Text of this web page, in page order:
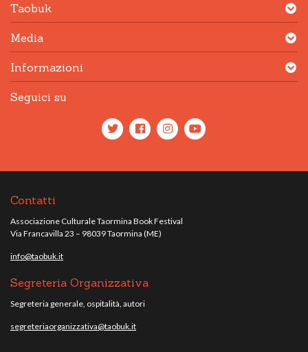
Taobuk
Media
Informazioni
Seguici su
Contatti
Associazione Culturale Taormina Book Festival
Via Francavilla 23 – 98039 Taormina (ME)
info@taobuk.it
Segreteria Organizzativa
Segreteria generale, ospitalità, autori
segreteriaorganizzativa@taobuk.it